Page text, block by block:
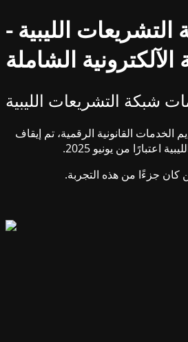
الليبية -
الشاملة
القانونية الرقمية، تم إيقاف
اعتبارًا من يونيو 2025.
كان جزءًا من هذه التجربة.